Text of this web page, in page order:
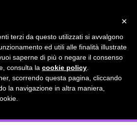
Mostra del Garden
Dicembre 2023
previsto nella pagina dedicata.
abilitare/disabilitare il tracciamento di
Privacy e cookie policy
×
terzi da questo utilizzati si avvalgono
ed utili alle finalità illustrate
saperne di più o negare il consenso
consulta la cookie policy
scorrendo questa pagina, cliccando
la navigazione in altra maniera,